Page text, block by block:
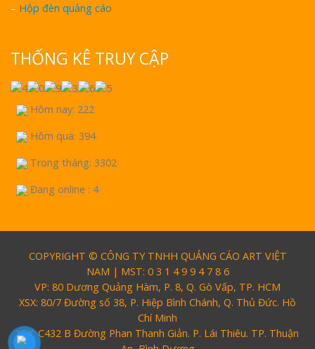
– Hộp đèn quảng cáo
THỐNG KÊ TRUY CẬP
Hôm nay: 222
Hôm qua: 394
Trong tháng: 3302
Đang online : 4
COPYRIGHT © CÔNG TY TNHH QUẢNG CÁO ART VIỆT
NAM | MST: 0 3 1 4 9 9 4 7 8 6
VP: 80 Dương Quảng Hàm, P. 8, Q. Gò Vấp, TP. HCM
XSX: 80/7 Đường số 38, P. Hiệp Bình Chánh, Q. Thủ Đức. Hồ
Chí Minh
XSX: C432 B Đường Phan Thanh Giản. P. Lái Thiêu. TP. Thuận